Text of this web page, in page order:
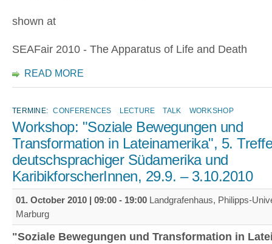
shown at
SEAFair 2010 - The Apparatus of Life and Death
READ MORE
TERMINE: CONFERENCES LECTURE TALK WORKSHOP
Workshop: "Soziale Bewegungen und
Transformation in Lateinamerika", 5.
deutschsprachiger Südamerika und
KaribikforscherInnen, 29.9. – 3.10.2010
01. October 2010 | 09:00 - 19:00 Landgrafenhaus, Philipps-
Marburg
"Soziale Bewegungen und Transformation in